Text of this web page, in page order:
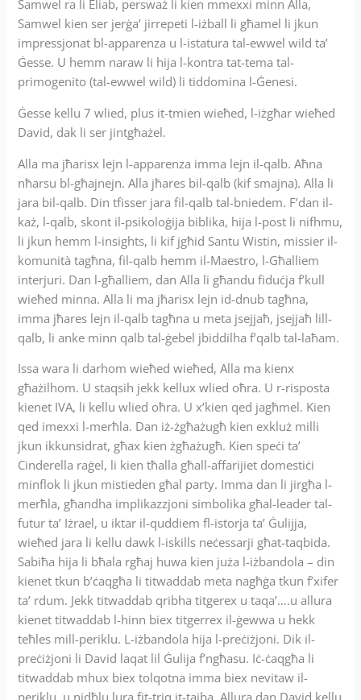
Samwel ra li Eliab, persważ li kien mmexxi minn Alla,
Samwel kien ser jerġa’ jirrepeti l-iżball li għamel li jkun
impressjonat bl-apparenza u l-istatura tal-ewwel wild ta’
Ġesse. U hemm naraw li hija l-kontra tat-tema tal-
primogenito (tal-ewwel wild) li tiddomina l-Ġenesi.
Ġesse kellu 7 wlied, plus it-tmien wieħed, l-iżgħar wieħed
David, dak li ser jintgħażel.
Alla ma jħarisx lejn l-apparenza imma lejn il-qalb. Aħna
nħarsu bl-għajnejn. Alla jħares bil-qalb (kif smajna). Alla li
jara bil-qalb. Din tfisser jara fil-qalb tal-bniedem. F’dan il-
każ, l-qalb, skont il-psikoloġija biblika, hija l-post li nifhmu,
li jkun hemm l-insights, li kif jgħid Santu Wistin, missier il-
komunità tagħna, fil-qalb hemm il-Maestro, l-Għalliem
interjuri. Dan l-għalliem, dan Alla li għandu fiduċja f’kull
wieħed minna. Alla li ma jħarisx lejn id-dnub tagħna,
imma jħares lejn il-qalb tagħna u meta jsejjaħ, jsejjaħ lill-
qalb, li anke minn qalb tal-ġebel jbiddilha f’qalb tal-laħam.
Issa wara li darhom wieħed wieħed, Alla ma kienx
għażilhom. U staqsih jekk kellux wlied oħra. U r-risposta
kienet IVA, li kellu wlied oħra. U x’kien qed jagħmel. Kien
qed imexxi l-merħla. Dan iż-żgħażugħ kien exkluż milli
jkun ikkunsidrat, għax kien żgħażugħ. Kien speċi ta’
Cinderella raġel, li kien tħalla għall-affarijiet domestiċi
minflok li jkun mistieden għal party. Imma dan li jirgħa l-
merħla, għandha implikazzjoni simbolika għal-leader tal-
futur ta’ Iżrael, u iktar il-quddiem fl-istorja ta’ Ġulijja,
wieħed jara li kellu dawk l-iskills neċessarji għat-taqbida.
Sabiħa hija li bħala rgħaj huwa kien juża l-iżbandola – din
kienet tkun b’ċaqgħa li titwaddab meta nagħġa tkun f’xifer
ta’ rdum. Jekk titwaddab qribha titgerex u taqa’….u allura
kienet titwaddab l-hinn biex titgerrex il-ġewwa u hekk
teħles mill-periklu. L-iżbandola hija l-preċiżjoni. Dik il-
preċiżjoni li David laqat lil Ġulija f’ngħasu. Iċ-ċaqgħa li
titwaddab mhux biex tolqotna imma biex nevitaw il-